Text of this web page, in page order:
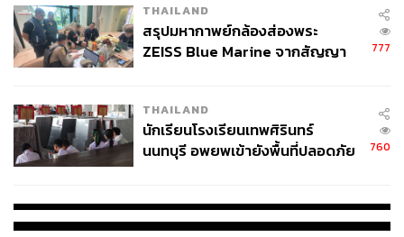
THAILAND
สรุปมหากาพย์กล้องส่องพระ
ZEISS Blue Marine จากสัญญา
จ่ายหนี้-แอบระบุแบรนด์
777
THAILAND
นักเรียนโรงเรียนเทพศิรินทร์
นนทบุรี อพยพเข้ายังพื้นที่ปลอดภัย
760